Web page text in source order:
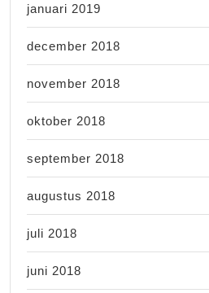
januari 2019
december 2018
november 2018
oktober 2018
september 2018
augustus 2018
juli 2018
juni 2018